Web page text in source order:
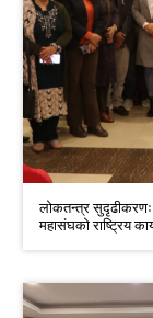
लोकतन्त्र सुदृढीकरणः
महासंघको राष्ट्रिय